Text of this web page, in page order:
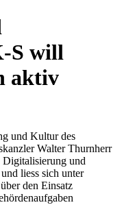
S will
aktiv
und Kultur des
Walter Thurnherr
Digitalisierung und
liess sich unter
den Einsatz